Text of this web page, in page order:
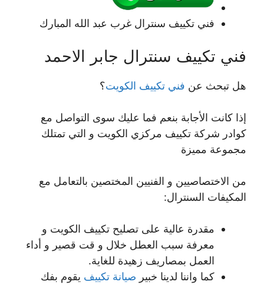
فني تكييف سنترال غرب عبد الله المبارك
فني تكييف سنترال جابر الاحمد
هل تبحث عن فني تكييف الكويت؟
إذا كانت الأجابة بنعم فما عليك سوى التواصل مع
كوادر شركة تكييف مركزي الكويت و التي تمتلك
مجموعة مميزة
من الاختصاصيين و الفنيين المختصين بالتعامل مع
المكيفات السنترال:
مقدرة عالية على تصليح تكييف الكويت و
معرفة سبب العطل خلال و قت قصير و أداء
العمل بمصاريف زهيدة للغاية.
كما واننا لدينا خبير صيانة تكييف يقوم بفك